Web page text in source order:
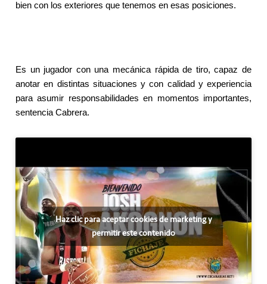
bien con los exteriores que tenemos en esas posiciones.
Es un jugador con una mecánica rápida de tiro, capaz de
anotar en distintas situaciones y con calidad y experiencia
para asumir responsabilidades en momentos importantes,
sentencia Cabrera.
Haz clic para aceptar cookies de marketing y
permitir este contenido